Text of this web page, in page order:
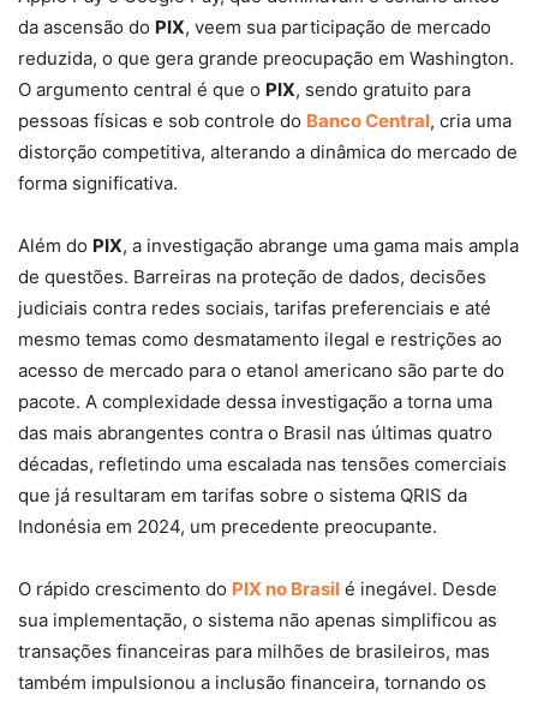
da ascensão do PIX, veem sua participação de mercado
reduzida, o que gera grande preocupação em Washington.
O argumento central é que o PIX, sendo gratuito para
pessoas físicas e sob controle do Banco Central, cria uma
distorção competitiva, alterando a dinâmica do mercado de
forma significativa.
Além do PIX, a investigação abrange uma gama mais ampla
de questões. Barreiras na proteção de dados, decisões
judiciais contra redes sociais, tarifas preferenciais e até
mesmo temas como desmatamento ilegal e restrições ao
acesso de mercado para o etanol americano são parte do
pacote. A complexidade dessa investigação a torna uma
das mais abrangentes contra o Brasil nas últimas quatro
décadas, refletindo uma escalada nas tensões comerciais
que já resultaram em tarifas sobre o sistema QRIS da
Indonésia em 2024, um precedente preocupante.
O rápido crescimento do PIX no Brasil é inegável. Desde
sua implementação, o sistema não apenas simplificou as
transações financeiras para milhões de brasileiros, mas
também impulsionou a inclusão financeira, tornando os